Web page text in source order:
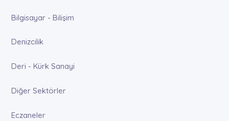
Bilgisayar - Bilişim
Denizcilik
Deri - Kürk Sanayi
Diğer Sektörler
Eczaneler